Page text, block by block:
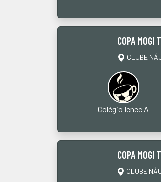
COPA MOGI
CLUBE
Colégio Ienec A
COPA MOGI
CLUBE